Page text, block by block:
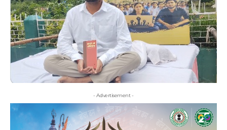
- Advertisement -